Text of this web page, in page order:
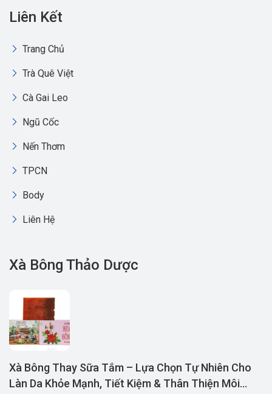
Liên Kết
Trang Chủ
Trà Quê Việt
Cà Gai Leo
Ngũ Cốc
Nến Thơm
TPCN
Body
Liên Hệ
Xà Bông Thảo Dược
Xà Bông Thay Sữa Tắm – Lựa Chọn Tự Nhiên Cho
Làn Da Khỏe Mạnh, Tiết Kiệm & Thân Thiện Môi